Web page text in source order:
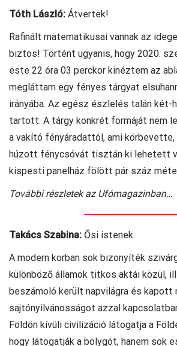
Tóth László: Átvertek!
Rafinált matematikusai vannak az
biztos! Történt ugyanis, hogy 2020.
este 22 óra 03 perckor kinéztem az
megláttam egy fényes tárgyat
irányába. Az egész észlelés talán két-
tartott. A tárgy konkrét formáját nem
a vakító fényáradattól, ami
húzott fénycsóvát tisztán ki lehetett
kispesti panelház fölött pár száz
További részletek az Ufómagazinban…
Takács Szabina: Ősi istenek
A modern korban sok bizonyíték
különböző államok titkos aktái közül,
beszámoló került napvilágra és kapott
sajtónyilvánosságot azzal
Földön kívüli civilizáció látogatja a
hogy látogatják a bolygót, hanem sok